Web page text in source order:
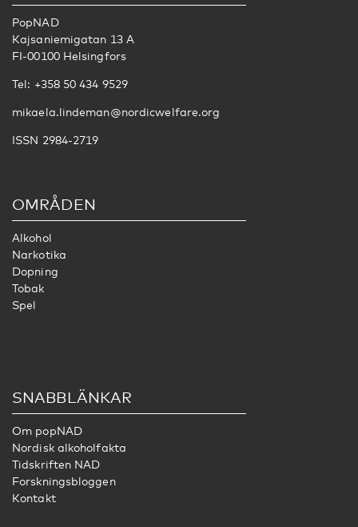
PopNAD
Kajsaniemigatan 13 A
FI-00100 Helsingfors
Tel: +358 50 434 9529
mikaela.lindeman@nordicwelfare.org
ISSN 2984-2719
OMRÅDEN
Alkohol
Narkotika
Dopning
Tobak
Spel
SNABBLÄNKAR
Om popNAD
Nordisk alkoholfakta
Tidskriften NAD
Forskningsbloggen
Kontakt